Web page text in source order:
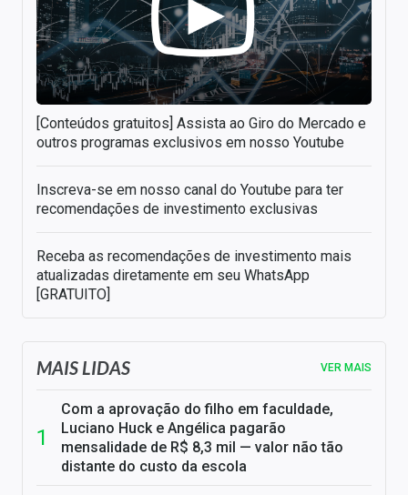
[Conteúdos gratuitos] Assista ao Giro do Mercado e
outros programas exclusivos em nosso Youtube
Inscreva-se em nosso canal do Youtube para ter
recomendações de investimento exclusivas
Receba as recomendações de investimento mais
atualizadas diretamente em seu WhatsApp
[GRATUITO]
MAIS LIDAS VER MAIS
Com a aprovação do filho em faculdade,
Luciano Huck e Angélica pagarão
mensalidade de R$ 8,3 mil — valor não tão
distante do custo da escola